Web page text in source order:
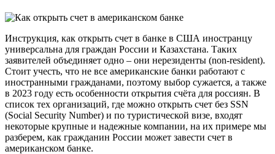
Инструкция, как открыть счет в банке в США иностранцу
универсальна для граждан России и Казахстана. Таких
заявителей объединяет одно – они нерезиденты (non-resident).
Стоит учесть, что не все американские банки работают с
иностранными гражданами, поэтому выбор сужается, а также
в 2023 году есть особенности открытия счёта для россиян. В
список тех организаций, где можно открыть счет без SSN
(Social Security Number) и по туристической визе, входят
некоторые крупные и надежные компании, на их примере мы
разберем, как гражданин России может завести счет в
американском банке.